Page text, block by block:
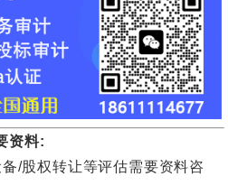
资料:
股权转让等评估需要资料咨